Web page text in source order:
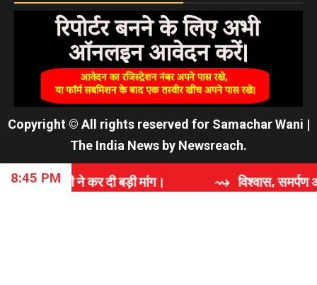
Copyright © All rights reserved for Samachar Wani |
The India News by Newsreach.
8:45 PM
बड़ी मांग। ⇝ विश्वास, समर्पण और गुणवत्ता की कहानी: